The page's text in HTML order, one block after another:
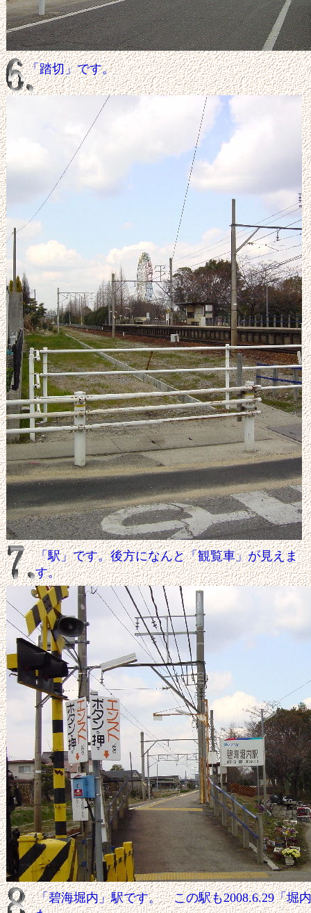
「碧海堀内」駅です。 この駅も2008.6.29「堀
「踏切」です。
「駅」です。後方になんと「観覧車」が見えま
す。